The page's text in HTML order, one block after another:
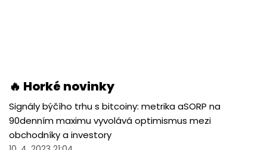
🔥 Horké novinky
Signály býčího trhu s bitcoiny: metrika aSORP na
90denním maximu vyvolává optimismus mezi
obchodníky a investory